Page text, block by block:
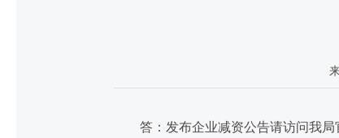
答：发布企业减资公告请访问我局官